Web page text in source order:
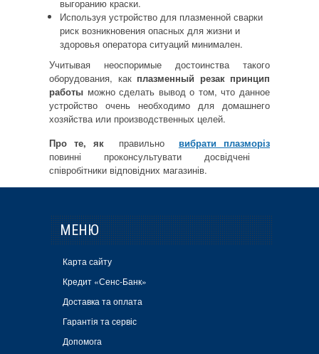
выгоранию краски.
Используя устройство для плазменной сварки
риск возникновения опасных для жизни и
здоровья оператора ситуаций минимален.
Учитывая неоспоримые достоинства такого
оборудования, как плазменный резак принцип
работы можно сделать вывод о том, что данное
устройство очень необходимо для домашнего
хозяйства или производственных целей.
Про те, як
правильно вибрати плазморіз
повинні проконсультувати досвідчені
співробітники відповідних магазинів.
МЕНЮ
Карта сайту
Кредит «Сенс-Банк»
Доставка та оплата
Гарантія та сервіс
Допомога